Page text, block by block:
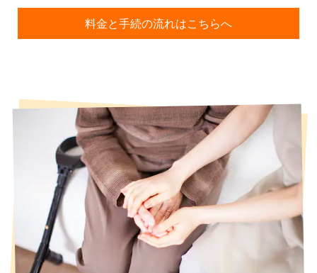
料金と手続の流れはこちらへ